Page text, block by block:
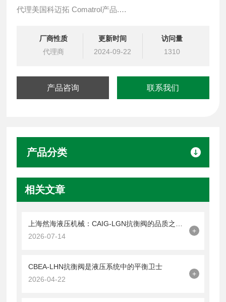
代理美国科迈拓 Comatrol产品.
提供油路系统设计,油路块设计,阀块设计与选型
液压油缸，经销力士乐、派克、中国台湾北部等液压元件
厂商性质
代理商
更新时间
2024-09-22
访问量
1310
产品咨询 联系我们
产品分类
相关文章
2026-07-14
+
CBEA-LHN抗衡阀是液压系统中的平衡卫士
2026-04-22
+